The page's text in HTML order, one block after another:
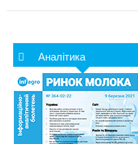
Аналітика